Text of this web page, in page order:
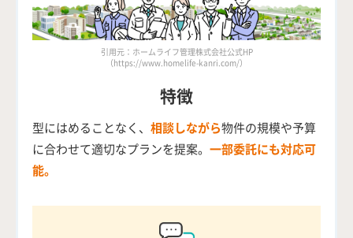
引用元：ホームライフ管理株式会社公式HP
（https://www.homelife-kanri.com/）
特徴
型にはめることなく、 相談しながら物件の規模や予算
に合わせて適切なプランを提案。 一部委託にも対応可
能。